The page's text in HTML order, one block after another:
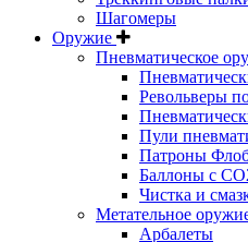
Шагомеры
Оружие
Пневматическое
Револьверы
Пули
Патроны
Баллоны с
Чистка и
Метательное
Арбалеты